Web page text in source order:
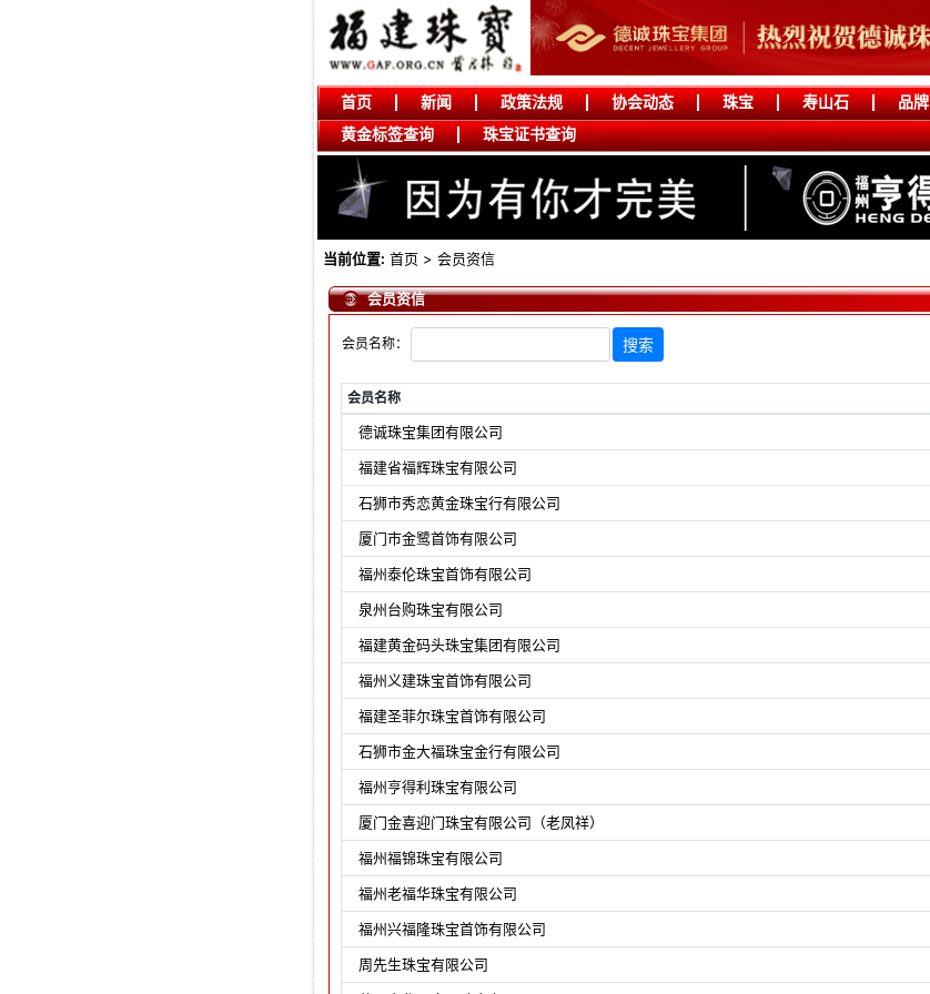
首页 新闻 政策法规 协会动态 珠宝 寿山石 品牌
黄金标签查询
珠宝证书查询
当前位置: 首页 > 会员资信
会员资信
会员名称：
会员名称
德诚珠宝集团有限公司
福建省福辉珠宝有限公司
石狮市秀恋黄金珠宝行有限公司
厦门市金鹭首饰有限公司
福州泰伦珠宝首饰有限公司
泉州台购珠宝有限公司
福建黄金码头珠宝集团有限公司
福州义建珠宝首饰有限公司
福建圣菲尔珠宝首饰有限公司
石狮市金大福珠宝金行有限公司
福州亨得利珠宝有限公司
厦门金喜迎门珠宝有限公司（老凤祥）
福州福锦珠宝有限公司
福州老福华珠宝有限公司
福州兴福隆珠宝首饰有限公司
周先生珠宝有限公司